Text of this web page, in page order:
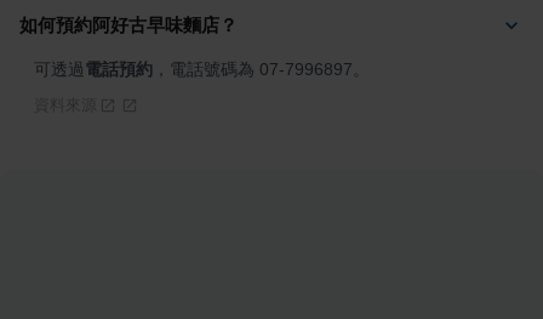
如何預約阿好古早味麵店？
可透過電話預約 ，電話號碼為 07-7996897。